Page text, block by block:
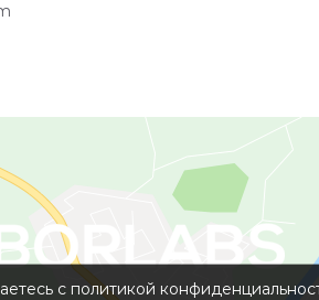
с политикой